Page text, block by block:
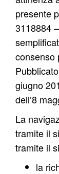
presente
3118884
consenso
giugno
dell’8
La
tramite il
tramite il
la